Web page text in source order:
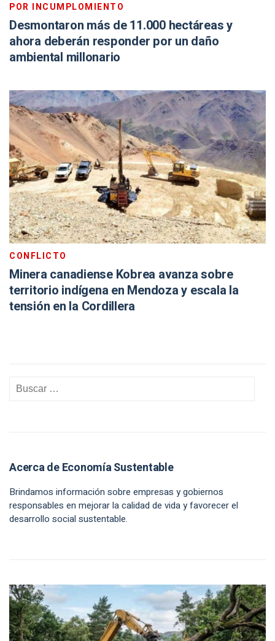
POR INCUMPLOMIENTO
Desmontaron más de 11.000 hectáreas y
ahora deberán responder por un daño
ambiental millonario
CONFLICTO
Minera canadiense Kobrea avanza sobre
territorio indígena en Mendoza y escala la
tensión en la Cordillera
Acerca de Economía Sustentable
Brindamos información sobre empresas y gobiernos
responsables en mejorar la calidad de vida y favorecer el
desarrollo social sustentable.